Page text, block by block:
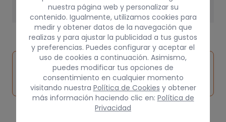
10 kg
Inspeccionar
vehículo de
origen
Solicitar
pieza
Consultar
por
nuestra página web y personalizar su
contenido. Igualmente, utilizamos cookies para
medir y obtener datos de la navegación que
realizas y para ajustar la publicidad a tus gustos
y preferencias. Puedes configurar y aceptar el
uso de cookies a continuación. Asimismo,
puedes modificar tus opciones de
consentimiento en cualquier momento
visitando nuestra Política de Cookies y obtener
más información haciendo clic en: Política de
Privacidad